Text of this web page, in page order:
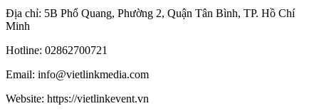
Địa chỉ: 5B Phổ Quang, Phường 2, Quận Tân Bình, TP. Hồ Chí
Minh
Hotline: 02862700721
Email: info@vietlinkmedia.com
Website: https://vietlinkevent.vn